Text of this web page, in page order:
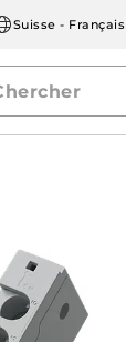
Suisse - Français